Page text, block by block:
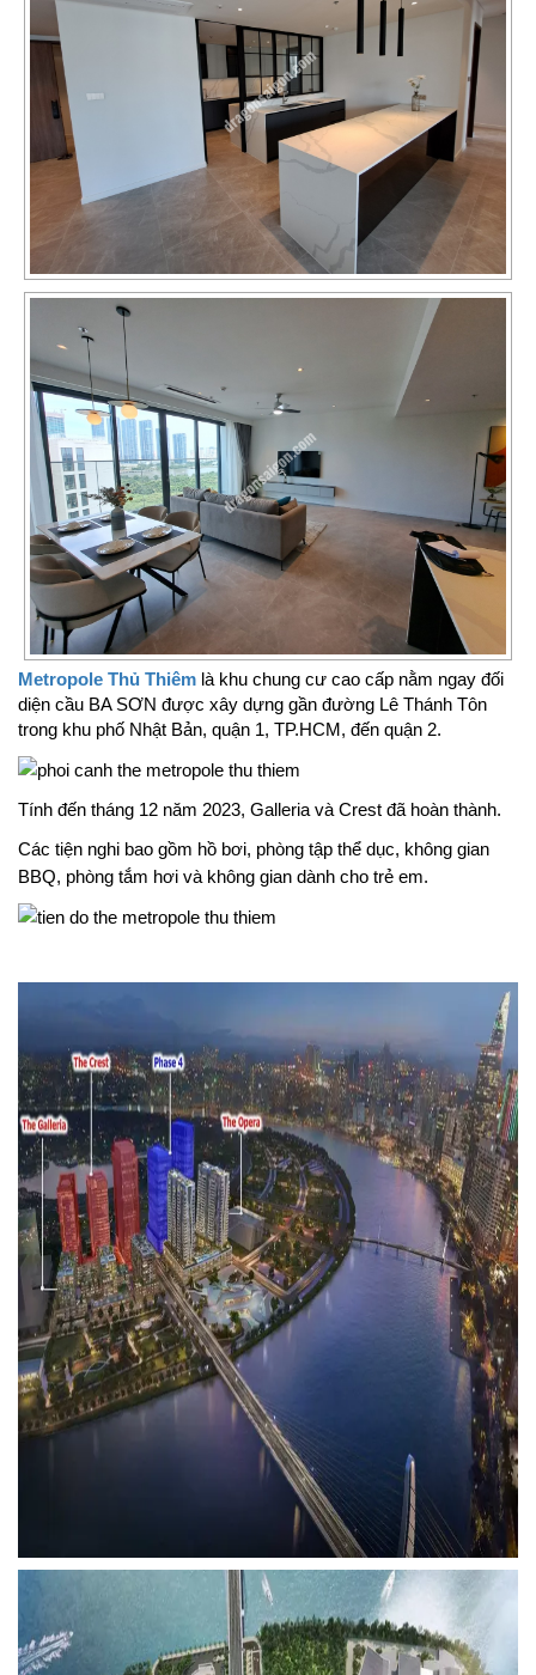
Metropole Thủ Thiêm là khu chung cư cao cấp nằm ngay đối
diện cầu BA SƠN được xây dựng gần đường Lê Thánh Tôn
trong khu phố Nhật Bản, quận 1, TP.HCM, đến quận 2.
Tính đến tháng 12 năm 2023, Galleria và Crest đã hoàn thành.
Các tiện nghi bao gồm hồ bơi, phòng tập thể dục, không gian
BBQ, phòng tắm hơi và không gian dành cho trẻ em.